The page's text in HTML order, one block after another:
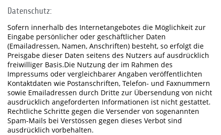
Datenschutz:
Sofern innerhalb des Internetangebotes die Möglichkeit zur
Eingabe persönlicher oder geschäftlicher Daten
(Emailadressen, Namen, Anschriften) besteht, so erfolgt die
Preisgabe dieser Daten seitens des Nutzers auf ausdrücklich
freiwilliger Basis.Die Nutzung der im Rahmen des
Impressums oder vergleichbarer Angaben veröffentlichten
Kontaktdaten wie Postanschriften, Telefon- und Faxnummern
sowie Emailadressen durch Dritte zur Übersendung von nicht
ausdrücklich angeforderten Informationen ist nicht gestattet.
Rechtliche Schritte gegen die Versender von sogenannten
Spam-Mails bei Verstössen gegen dieses Verbot sind
ausdrücklich vorbehalten.